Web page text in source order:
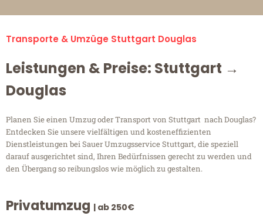
Transporte & Umzüge Stuttgart Douglas
Leistungen & Preise: Stuttgart →
Douglas
Planen Sie einen Umzug oder Transport von Stuttgart nach Douglas?
Entdecken Sie unsere vielfältigen und kosteneffizienten
Dienstleistungen bei Sauer Umzugsservice Stuttgart, die speziell
darauf ausgerichtet sind, Ihren Bedürfnissen gerecht zu werden und
den Übergang so reibungslos wie möglich zu gestalten.
Privatumzug | ab 250€